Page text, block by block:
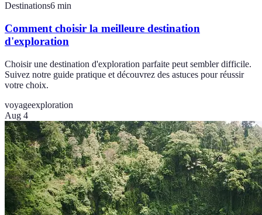
Destinations6 min
Comment choisir la meilleure destination
d'exploration
Choisir une destination d'exploration parfaite peut sembler difficile.
Suivez notre guide pratique et découvrez des astuces pour réussir
votre choix.
voyageexploration
Aug 4